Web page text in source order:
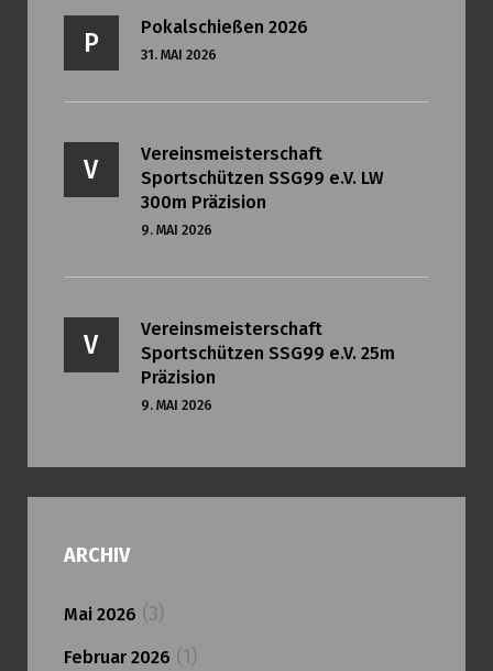
P
Pokalschießen 2026
31. MAI 2026
V
Vereinsmeisterschaft
Sportschützen SSG99 e.V. LW
300m Präzision
9. MAI 2026
V
Vereinsmeisterschaft
Sportschützen SSG99 e.V. 25m
Präzision
9. MAI 2026
ARCHIV
Mai 2026 (3)
Februar 2026 (1)